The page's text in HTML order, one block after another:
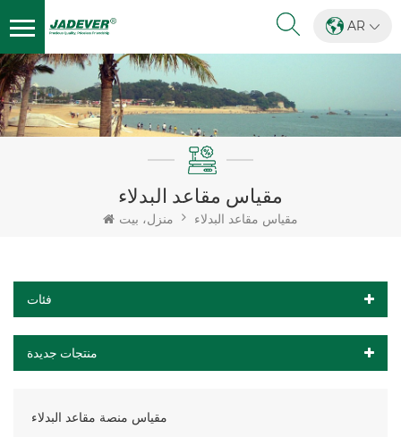
AR
مقياس مقاعد البدلاء
منزل، بيت مقياس مقاعد البدلاء
فئات
منتجات جديدة
مقياس منصة مقاعد البدلاء